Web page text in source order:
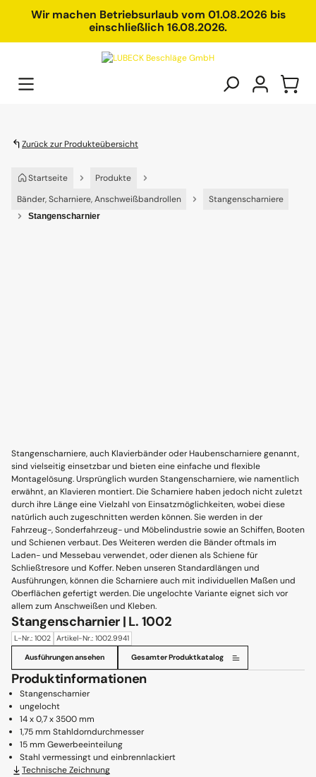
springenWir machen Betriebsurlaub vom 01.08.2026 bis
einschließlich 16.08.2026.
Zurück zur Produkteübersicht
Startseite
Produkte
Bänder, Scharniere, Anschweißbandrollen
Stangenscharniere
Stangenscharnier
Stangenscharniere, auch Klavierbänder oder Haubenscharniere genannt,
sind vielseitig einsetzbar und bieten eine einfache und flexible
Montagelösung. Ursprünglich wurden Stangenscharniere, wie namentlich
erwähnt, an Klavieren montiert. Die Scharniere haben jedoch nicht zuletzt
durch ihre Länge eine Vielzahl von Einsatzmöglichkeiten, wobei diese
natürlich auch zugeschnitten werden können. Sie werden in der
Fahrzeug-, Sonderfahrzeug- und Möbelindustrie sowie an Schiffen, Booten
und Schienen verbaut. Des Weiteren werden die Bänder oftmals im
Laden- und Messebau verwendet, oder dienen als Schiene für
Schließtresore und Koffer. Neben unseren Standardlängen und
Ausführungen, können die Scharniere auch mit individuellen Maßen und
Oberflächen gefertigt werden. Die ungelochte Variante eignet sich vor
allem zum Anschweißen und Kleben.
Stangenscharnier | L. 1002
L-Nr.: 1002 Artikel-Nr.: 1002.9941
Ausführungen ansehen Gesamter Produktkatalog
Produktinformationen
Stangenscharnier
ungelocht
14 x 0,7 x 3500 mm
1,75 mm Stahldorndurchmesser
15 mm Gewerbeeinteilung
Stahl vermessingt und einbrennlackiert
Technische Zeichnung